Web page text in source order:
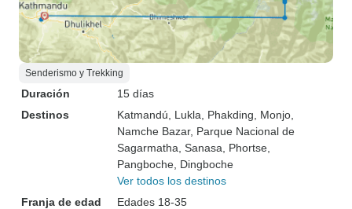
Senderismo y Trekking
Duración
15 días
Destinos
Katmandú , Lukla , Phakding , Monjo
Namche Bazar, Parque Nacional de
Sagarmatha , Sanasa , Phortse
Pangboche , Dingboche
Ver todos los destinos
Franja de edad
Edades 18-35